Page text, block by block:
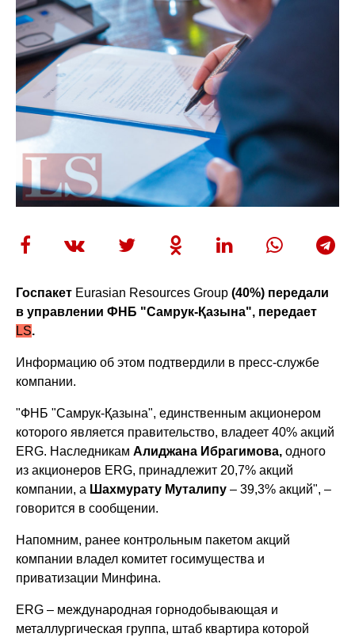
Госпакет Eurasian Resources Group (40%) передали
в управлении ФНБ "Самрук-Қазына", передает
LS.
Информацию об этом подтвердили в пресс-службе
компании.
"ФНБ "Самрук-Қазына", единственным акционером
которого является правительство, владеет 40% акций
ERG. НаследникамАлиджана Ибрагимова, одного
из акционеров ERG, принадлежит 20,7% акций
компании, а Шахмурату Муталипу – 39,3% акций", –
говорится в сообщении.
Напомним, ранее контрольным пакетом акций
компании владел комитет госимущества и
приватизации Минфина.
ERG – международная горнодобывающая и
металлургическая группа, штаб квартира которой